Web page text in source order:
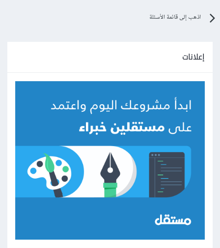
اذهب إلى قائمة الأسئلة
إعلانات